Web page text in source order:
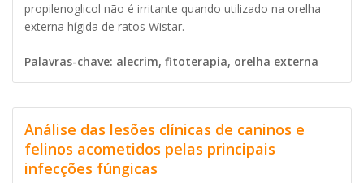
propilenoglicol não é irritante quando utilizado na orelha
externa hígida de ratos Wistar.
Palavras-chave: alecrim, fitoterapia, orelha externa
Análise das lesões clínicas de caninos e
felinos acometidos pelas principais
infecções fúngicas